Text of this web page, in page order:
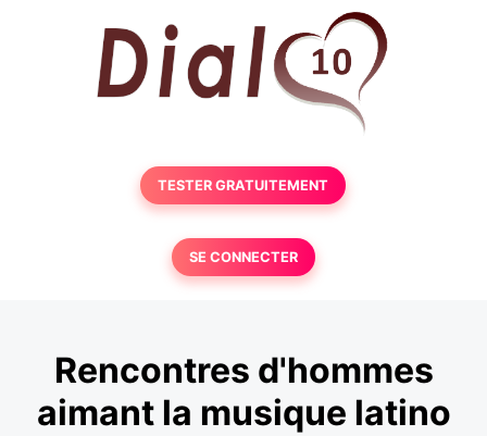
TESTER GRATUITEMENT
SE CONNECTER
Rencontres d'hommes
aimant la musique latino